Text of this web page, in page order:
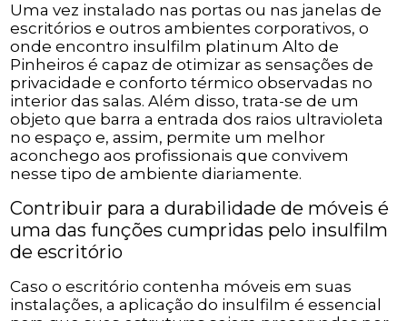
Uma vez instalado nas portas ou nas janelas de
escritórios e outros ambientes corporativos, o
onde encontro insulfilm platinum Alto de
Pinheiros é capaz de otimizar as sensações de
privacidade e conforto térmico observadas no
interior das salas. Além disso, trata-se de um
objeto que barra a entrada dos raios ultravioleta
no espaço e, assim, permite um melhor
aconchego aos profissionais que convivem
nesse tipo de ambiente diariamente.
Contribuir para a durabilidade de móveis é
uma das funções cumpridas pelo insulfilm
de escritório
Caso o escritório contenha móveis em suas
instalações, a aplicação do insulfilm é essencial